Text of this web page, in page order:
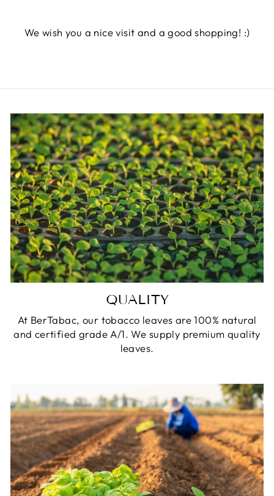
We wish you a nice visit and a good shopping! :)
QUALITY
At BerTabac, our tobacco leaves are 100% natural
and certified grade A/1. We supply premium quality
leaves.